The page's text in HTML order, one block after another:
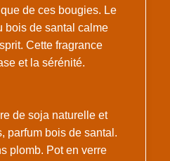
de ces bougies. Le
bois de santal calme
Cette fragrance
et la sérénité.
de soja naturelle et
parfum bois de santal.
plomb. Pot en verre